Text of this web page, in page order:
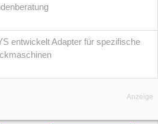
entwickelt Adapter für spezifische
Anzeige